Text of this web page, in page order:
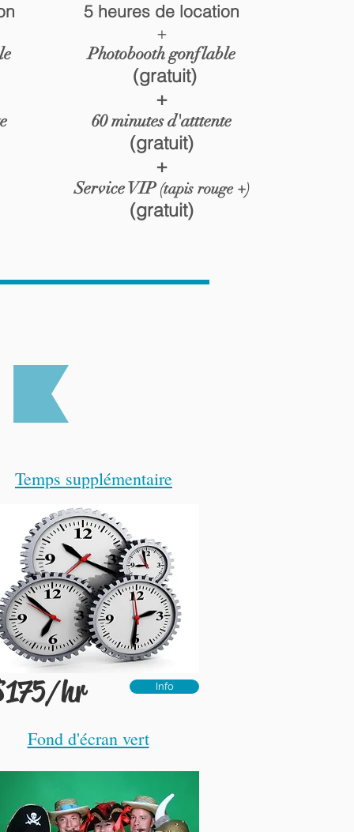
5 heures de location
+
Photobooth gonflable
(gratuit)
+
60 minutes d'atttente
(gratuit)
+
Service VIP(tapis rouge +)
(gratuit)
Temps supplémentaire
hr Info
Fond d'écran vert